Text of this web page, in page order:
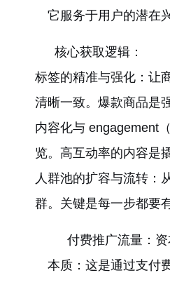
它服务于用户的潜在
核心获取逻辑：
标签的精准与强化：让
清晰一致。爆款商品是
内容化与 engagement
览。高互动率的内容是
人群池的扩容与流转：
群。关键是每一步都要
付费推广流量：
本质：这是通过支付